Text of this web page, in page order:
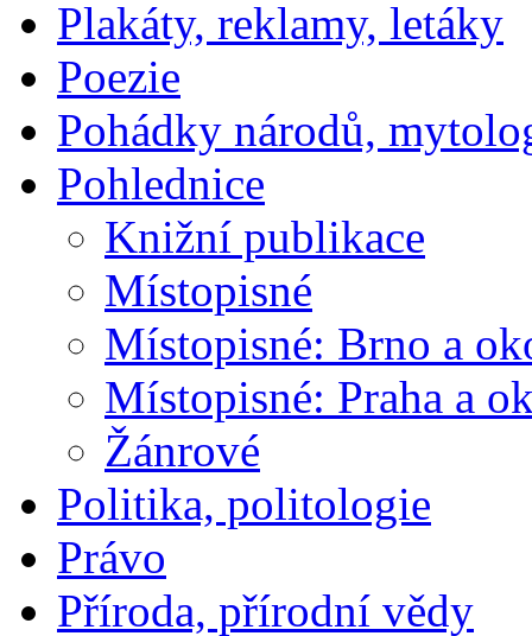
Plakáty, reklamy, letáky
Poezie
Pohádky národů,
Pohlednice
Knižní publikace
Místopisné
Místopisné: Brno a
Místopisné: Praha a
Žánrové
Politika, politologie
Právo
Příroda, přírodní vědy